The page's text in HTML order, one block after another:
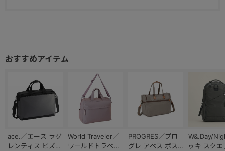
ace.／エース ラグ
レンティス ビズ
World Traveler／
ワールドトラベラ
PROGRES／プロ
グレ アベス ボス
W&.Day/
ゥキ スクエ